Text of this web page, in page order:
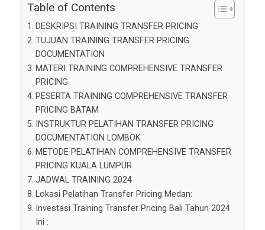
Table of Contents
DESKRIPSI TRAINING TRANSFER PRICING
TUJUAN TRAINING TRANSFER PRICING
DOCUMENTATION
MATERI TRAINING COMPREHENSIVE TRANSFER
PRICING
PESERTA TRAINING COMPREHENSIVE TRANSFER
PRICING BATAM
INSTRUKTUR PELATIHAN TRANSFER PRICING
DOCUMENTATION LOMBOK
METODE PELATIHAN COMPREHENSIVE TRANSFER
PRICING KUALA LUMPUR
JADWAL TRAINING 2024
Lokasi Pelatihan Transfer Pricing Medan:
Investasi Training Transfer Pricing Bali Tahun 2024
Ini :